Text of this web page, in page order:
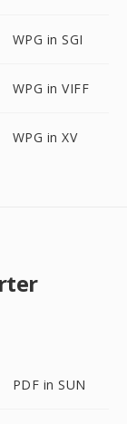
WPG in SGI
WPG in VIFF
WPG in XV
PDF in SUN